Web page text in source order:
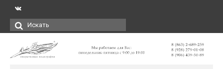
Искать: